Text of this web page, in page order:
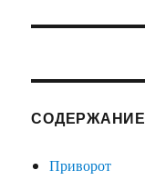
СОДЕРЖАНИЕ
Приворот